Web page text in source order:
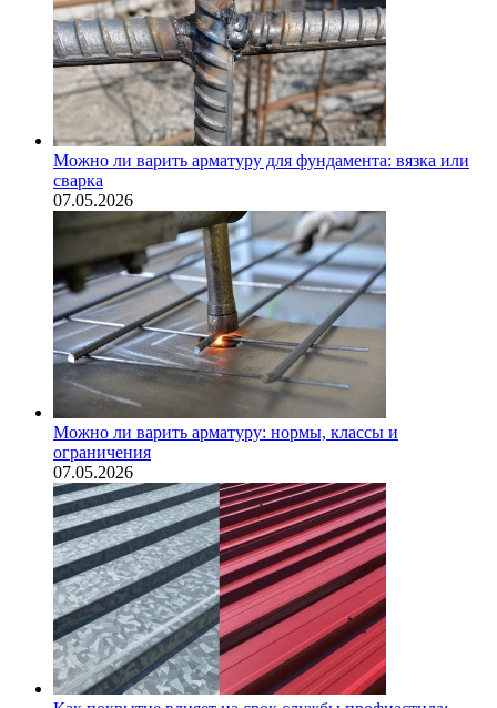
Можно ли варить арматуру для фундамента: вязка или
сварка
07.05.2026
Можно ли варить арматуру: нормы, классы и
ограничения
07.05.2026